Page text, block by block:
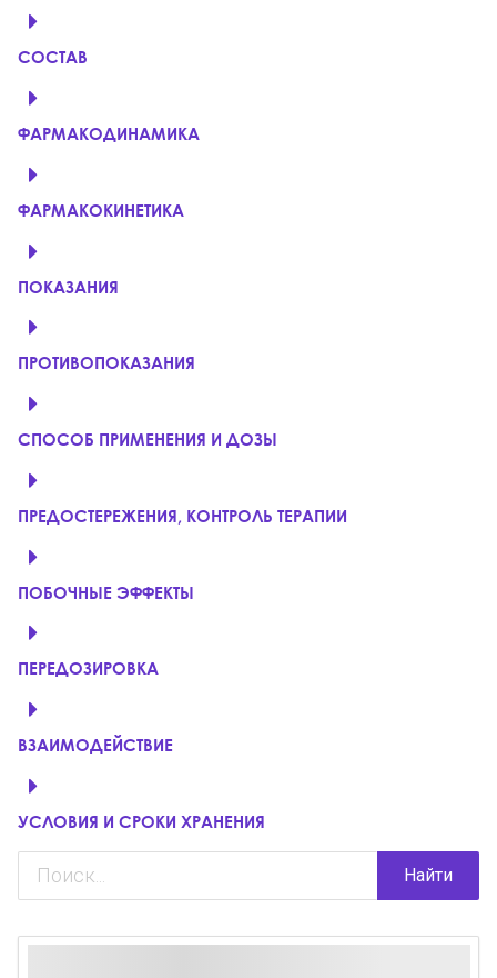
СОСТАВ
ФАРМАКОДИНАМИКА
ФАРМАКОКИНЕТИКА
ПОКАЗАНИЯ
ПРОТИВОПОКАЗАНИЯ
СПОСОБ ПРИМЕНЕНИЯ И ДОЗЫ
ПРЕДОСТЕРЕЖЕНИЯ, КОНТРОЛЬ ТЕРАПИИ
ПОБОЧНЫЕ ЭФФЕКТЫ
ПЕРЕДОЗИРОВКА
ВЗАИМОДЕЙСТВИЕ
УСЛОВИЯ И СРОКИ ХРАНЕНИЯ
Найти